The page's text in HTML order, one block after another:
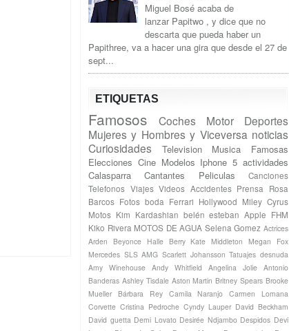
Miguel Bosé acaba de
lanzar Papitwo , y dice que no
descarta que pueda haber un
Papithree, va a hacer una gira que desde el 27 de
sept...
ETIQUETAS
Famosos Coches Motor
Deportes
Mujeres y Hombres y Viceversa noticias
Curiosidades
Television Musica
Famosas
Elecciones Cine Modelos Iphone 5 actividades
Calasparra
Cantantes Peliculas
Canciones
Telefonos Viajes Videos Accidentes Prensa Rosa
Barcos Fotos boda Ferrari Hollywood Miley Cyrus
Motos Kim Kardashian belén esteban Apple FHM
Kiko Rivera MOTOS DE AGUA Selena Gomez Actrices
Arden
Beyonce Halle Berry Kate Middleton
Megan Fox
Mercedes SLS AMG Scarlett Johansson Tatuajes desnuda
Amy Winehouse Andy Whitfield Angelina Jolie Antonio
Banderas Ashley Tisdale Aston Martin Britney Spears Brooke
Mueller
Bárbara Rey Camila Naranjo
Carmen Lomana
Corvette Cristina Pedroche Cyndy Lauper David Beckham
David guetta Demi Lovato Desirée Ndjambo Despidos Devi